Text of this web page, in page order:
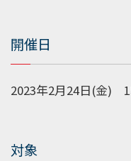
開催日
2023年2月24日(金)
対象